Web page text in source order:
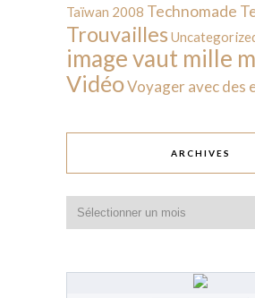
Taïwan 2008 Technomade
Trouvailles
image vaut mille
VidéoVoyager avec des
ARCHIVES